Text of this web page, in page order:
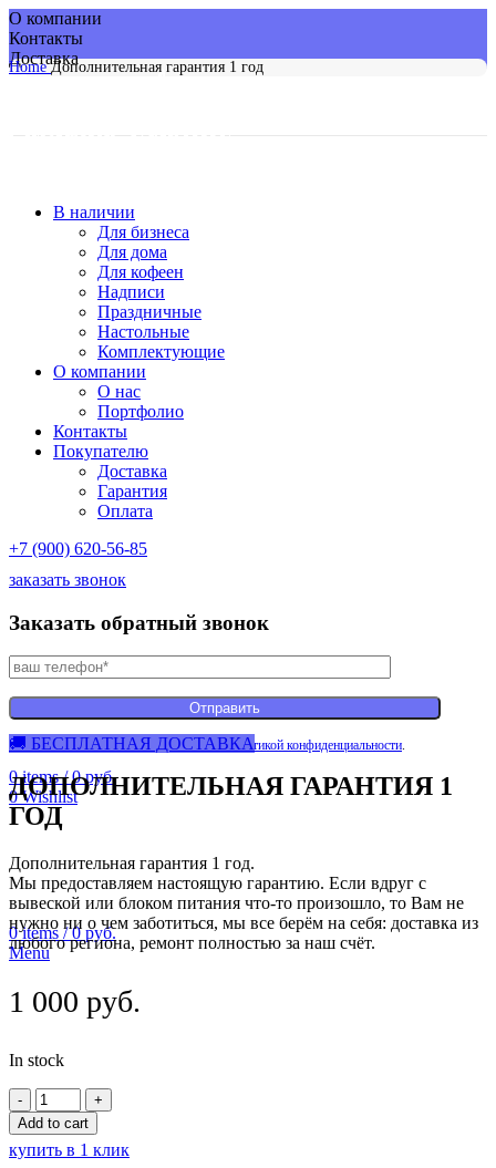
О компании
Контакты
Доставка
В наличии
Для бизнеса
Для дома
Для кофеен
Надписи
Праздничные
Настольные
Комплектующие
О компании
О нас
Портфолио
Контакты
Покупателю
Доставка
Гарантия
Оплата
+7 (900) 620-56-85
заказать звонок
Заказать обратный звонок
Нажимая на кнопку вы соглашаетесь сполитикой конфиденциальности.
0items / 0руб.
0Wishlist
0items / 0руб.
Menu
HomeДополнительная гарантия 1 год
🚚 БЕСПЛАТНАЯ ДОСТАВКА
ДОПОЛНИТЕЛЬНАЯ ГАРАНТИЯ 1
ГОД
Дополнительная гарантия 1 год.
Мы предоставляем настоящую гарантию. Если вдруг с
вывеской или блоком питания что-то произошло, то Вам не
нужно ни о чем заботиться, мы все берём на себя: доставка из
любого региона, ремонт полностью за наш счёт.
1 000 руб.
In stock
Дополнительная
гарантия
1
год
Add to cart
купить в 1 клик